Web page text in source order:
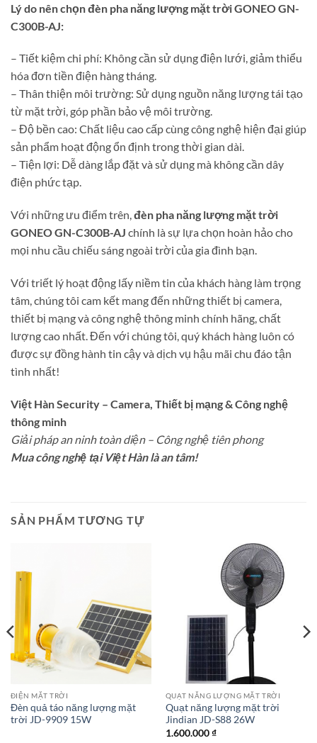
Lý do nên chọn đèn pha năng lượng mặt trời GONEO GN-
C300B-AJ:
– Tiết kiệm chi phí: Không cần sử dụng điện lưới, giảm thiểu
hóa đơn tiền điện hàng tháng.
– Thân thiện môi trường: Sử dụng nguồn năng lượng tái tạo
từ mặt trời, góp phần bảo vệ môi trường.
– Độ bền cao: Chất liệu cao cấp cùng công nghệ hiện đại giúp
sản phẩm hoạt động ổn định trong thời gian dài.
– Tiện lợi: Dễ dàng lắp đặt và sử dụng mà không cần dây
điện phức tạp.
Với những ưu điểm trên,đèn pha năng lượng mặt trời
GONEO GN-C300B-AJ chính là sự lựa chọn hoàn hảo cho
mọi nhu cầu chiếu sáng ngoài trời của gia đình bạn.
Với triết lý hoạt động lấy niềm tin của khách hàng làm trọng
tâm, chúng tôi cam kết mang đến những thiết bị camera,
thiết bị mạng và công nghệ thông minh chính hãng, chất
lượng cao nhất. Đến với chúng tôi, quý khách hàng luôn có
được sự đồng hành tin cậy và dịch vụ hậu mãi chu đáo tận
tình nhất!
Việt Hàn Security – Camera, Thiết bị mạng & Công nghệ
thông minh
Giải pháp an ninh toàn diện – Công nghệ tiên phong
Mua công nghệ tại Việt Hàn là an tâm!
SẢN PHẨM TƯƠNG TỰ
ĐIỆN MẶT TRỜI
Đèn quả táo năng lượng mặt
trời JD-9909 15W
QUẠT NĂNG LƯỢNG MẶT TRỜI
Quạt năng lượng mặt trời
Jindian JD-S88 26W
1.600.000₫